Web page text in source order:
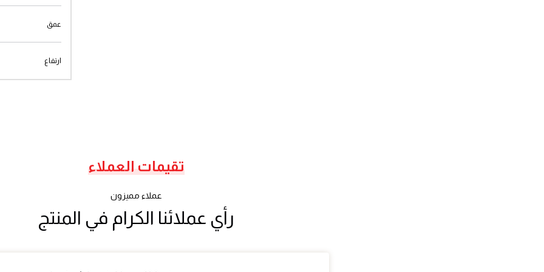
عمق
ارتفاع
تقيمات العملاء
عملاء مميزون
رأي عملائنا الكرام في المنتج